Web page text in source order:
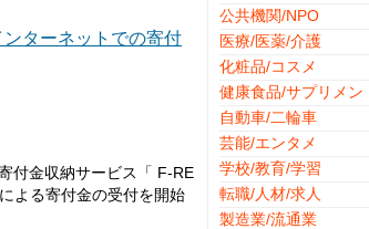
ターネットでの寄付
付金収納サービス「 F-RE
よる寄付金の受付を開始
公共機関/NPO
医療/医薬/介護
化粧品/コスメ
健康食品/サプリメン
自動車/二輪車
芸能/エンタメ
学校/教育/学習
転職/人材/求人
製造業/流通業